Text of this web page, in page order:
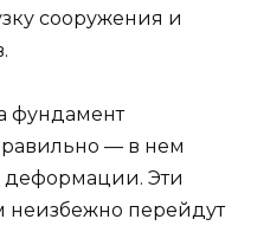
сооружения и
фундамент
— в нем
Эти
перейдут